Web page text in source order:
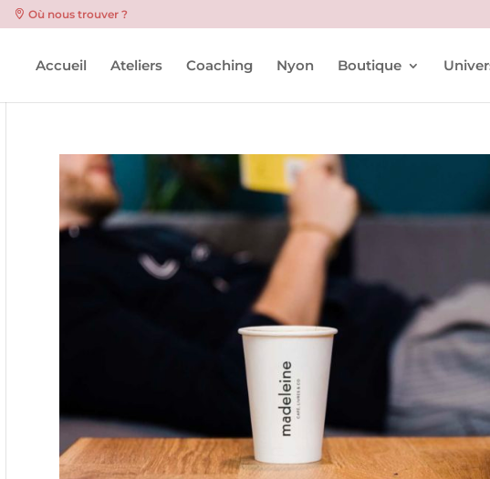
Où nous trouver ?
Accueil Ateliers Coaching Nyon Boutique